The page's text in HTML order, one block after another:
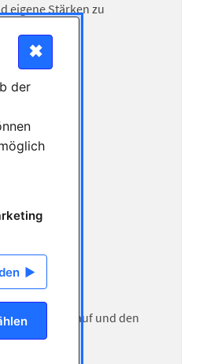
eigene Stärken zu
mit Lebenslauf und den
der
✖